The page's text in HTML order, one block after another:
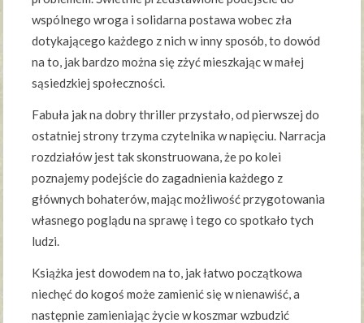
wspólnego wroga i solidarna postawa wobec zła
dotykającego każdego z nich w inny sposób, to dowód
na to, jak bardzo można się zżyć mieszkając w małej
sąsiedzkiej społeczności.
Fabuła jak na dobry thriller przystało, od pierwszej do
ostatniej strony trzyma czytelnika w napięciu. Narracja
rozdziałów jest tak skonstruowana, że po kolei
poznajemy podejście do zagadnienia każdego z
głównych bohaterów, mając możliwość przygotowania
własnego poglądu na sprawę i tego co spotkało tych
ludzi.
Książka jest dowodem na to, jak łatwo początkowa
niechęć do kogoś może zamienić się w nienawiść, a
następnie zamieniając życie w koszmar wzbudzić